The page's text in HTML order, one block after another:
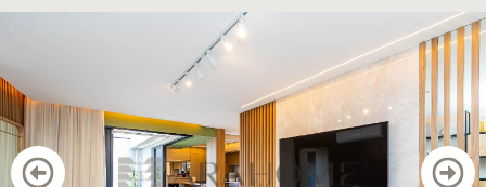
TRABALHE CONOSCO
DEPOIMENTOS
BLOG